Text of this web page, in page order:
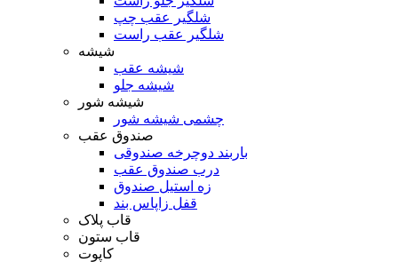
شلگیر عقب چپ
شلگیر عقب راست
شیشه
شیشه عقب
شیشه جلو
شیشه شور
چشمی شیشه شور
صندوق عقب
باربند دوچرخه صندوقی
درب صندوق عقب
زه استیل صندوق
قفل زاپاس بند
قاب پلاک
قاب ستون
کاپوت